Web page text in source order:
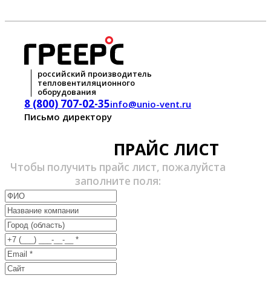
российский производитель
тепловентиляционного
оборудования
8 (800) 707-02-35info@unio-vent.ru
Письмо директору
ПРАЙС ЛИСТ
Чтобы получить прайс лист, пожалуйста
заполните поля: